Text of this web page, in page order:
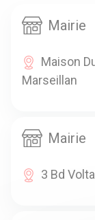
Mairie
Maison
Marseillan
Mairie
3 Bd